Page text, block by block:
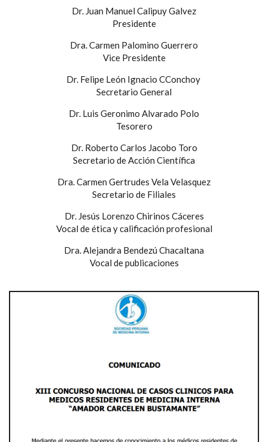
Dr. Juan Manuel Calipuy Galvez
Presidente
Dra. Carmen Palomino Guerrero
Vice Presidente
Dr. Felipe León Ignacio CConchoy
Secretario General
Dr. Luis Geronimo Alvarado Polo
Tesorero
Dr. Roberto Carlos Jacobo Toro
Secretario de Acción Científica
Dra. Carmen Gertrudes Vela Velasquez
Secretario de Filiales
Dr. Jesús Lorenzo Chirinos Cáceres
Vocal de ética y calificación profesional
Dra. Alejandra Bendezú Chacaltana
Vocal de publicaciones